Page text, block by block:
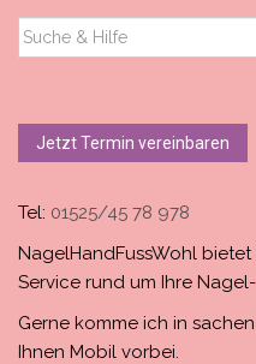
SUCHEN
NACH:
Jetzt Termin vereinbaren
Tel: 01525/45 78 978
NagelHandFussWohl
Service rund um Ihre
Gerne komme ich in
Ihnen Mobil vorbei.